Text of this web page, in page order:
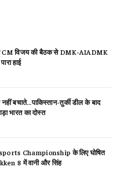
विजय की बैठक से DMK-AIADMK
हाई
बचाते…पाकिस्तान-तुर्की डील के बाद
भारत का दोस्त
Championship के लिए घोषित
8 में वानी और सिंह